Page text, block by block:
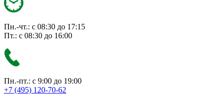
Пн.-чт.: с 08:30 до 17:15
Пт.: с 08:30 до 16:00
Пн.-пт.: с 9:00 до 19:00
+7 (495) 120-70-62